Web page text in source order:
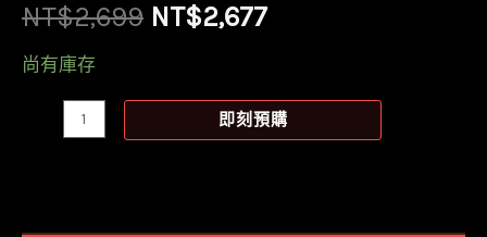
NT$2,699 原
NT$2,677目
價
尚有庫存
即刻預購